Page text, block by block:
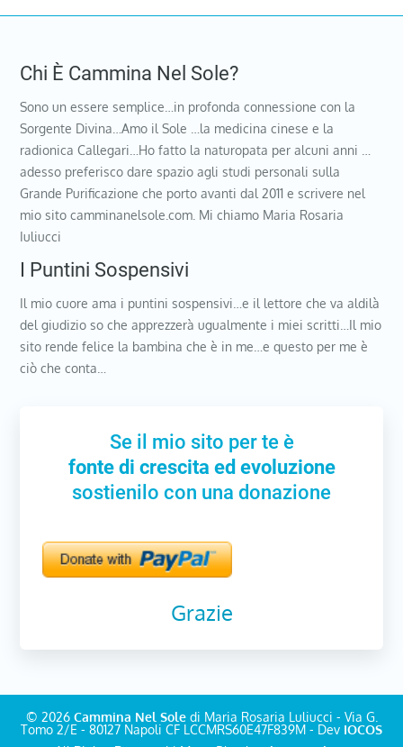
Chi È Cammina Nel Sole?
Sono un essere semplice…in profonda connessione con la
Sorgente Divina…Amo il Sole …la medicina cinese e la
radionica Callegari…Ho fatto la naturopata per alcuni anni …
adesso preferisco dare spazio agli studi personali sulla
Grande Purificazione che porto avanti dal 2011 e scrivere nel
mio sito camminanelsole.com. Mi chiamo Maria Rosaria
Iuliucci
I Puntini Sospensivi
Il mio cuore ama i puntini sospensivi…e il lettore che va aldilà
del giudizio so che apprezzerà ugualmente i miei scritti…Il mio
sito rende felice la bambina che è in me…e questo per me è
ciò che conta…
Se il mio sito per te è
fonte di crescita ed evoluzione
sostienilo con una donazione
Grazie
© 2026 Cammina Nel Soledi Maria Rosaria Luliucci - Via G.
Tomo 2/E - 80127 Napoli CF LCCMRS60E47F839M - Dev IOCOS